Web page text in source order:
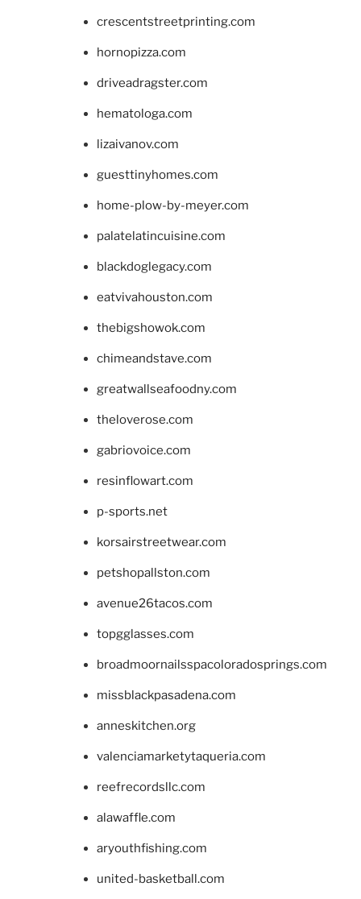
crescentstreetprinting.com
hornopizza.com
driveadragster.com
hematologa.com
lizaivanov.com
guesttinyhomes.com
home-plow-by-meyer.com
palatelatincuisine.com
blackdoglegacy.com
eatvivahouston.com
thebigshowok.com
chimeandstave.com
greatwallseafoodny.com
theloverose.com
gabriovoice.com
resinflowart.com
p-sports.net
korsairstreetwear.com
petshopallston.com
avenue26tacos.com
topgglasses.com
broadmoornailsspacoloradosprings.com
missblackpasadena.com
anneskitchen.org
valenciamarketytaqueria.com
reefrecordsllc.com
alawaffle.com
aryouthfishing.com
united-basketball.com